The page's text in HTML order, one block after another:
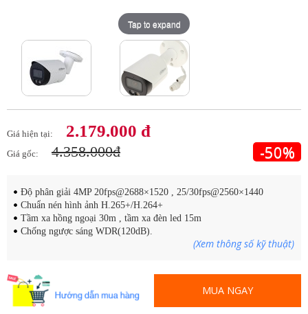
Tap to expand
Giá hiện tại: 2.179.000 đ
Giá gốc: 4.358.000đ -50%
Độ phân giải 4MP 20fps@2688×1520 , 25/30fps@2560×1440
Chuẩn nén hình ảnh H.265+/H.264+
Tầm xa hồng ngoại 30m , tầm xa đèn led 15m
Chống ngược sáng WDR(120dB).
(Xem thông số kỹ thuật)
MUA NGAY